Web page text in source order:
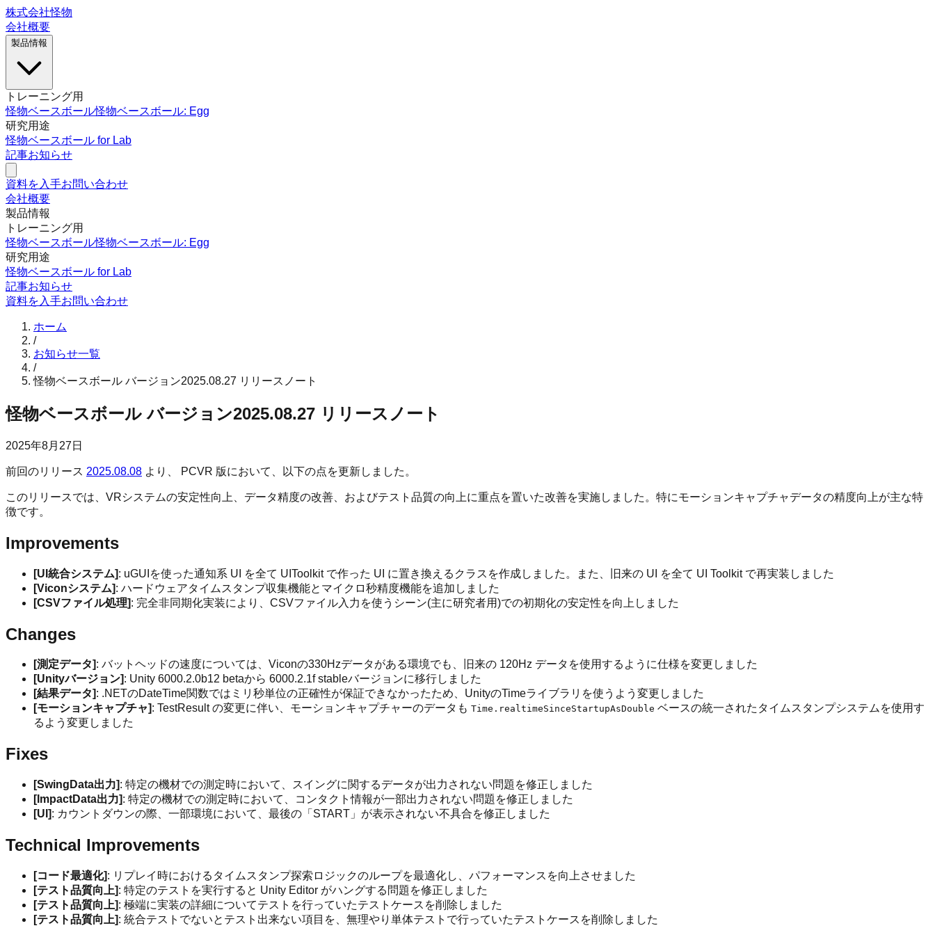
株式会社怪物
会社概要
製品情報
トレーニング用
怪物ベースボール怪物ベースボール: Egg
研究用途
怪物ベースボール for Lab
記事お知らせ
資料を入手お問い合わせ
会社概要
製品情報
トレーニング用
怪物ベースボール怪物ベースボール: Egg
研究用途
怪物ベースボール for Lab
記事お知らせ
資料を入手お問い合わせ
ホーム
/
お知らせ一覧
/
怪物ベースボール バージョン2025.08.27 リリースノート
怪物ベースボール バージョン2025.08.27 リリースノート
2025年8月27日
前回のリリース 2025.08.08 より、 PCVR 版において、以下の点を更新しました。
このリリースでは、VRシステムの安定性向上、データ精度の改善、およびテスト品質の向上に重点を置いた改善を実施しました。特にモーションキャプチャデータの精度向上が主な特
徴です。
Improvements
[UI統合システム]: uGUIを使った通知系 UI を全て UIToolkit で作った UI に置き換えるクラスを作成しました。また、旧来の UI を全て UI Toolkit で再実装しました
[Viconシステム]: ハードウェアタイムスタンプ収集機能とマイクロ秒精度機能を追加しました
[CSVファイル処理]: 完全非同期化実装により、CSVファイル入力を使うシーン(主に研究者用)での初期化の安定性を向上しました
Changes
[測定データ]: バットヘッドの速度については、Viconの330Hzデータがある環境でも、旧来の 120Hz データを使用するように仕様を変更しました
[Unityバージョン]: Unity 6000.2.0b12 betaから 6000.2.1f stableバージョンに移行しました
[結果データ]: .NETのDateTime関数ではミリ秒単位の正確性が保証できなかったため、UnityのTimeライブラリを使うよう変更しました
[モーションキャプチャ]: TestResult の変更に伴い、モーションキャプチャーのデータも Time.realtimeSinceStartupAsDouble ベースの統一されたタイムスタンプシステムを使用す
るよう変更しました
Fixes
[SwingData出力]: 特定の機材での測定時において、スイングに関するデータが出力されない問題を修正しました
[ImpactData出力]: 特定の機材での測定時において、コンタクト情報が一部出力されない問題を修正しました
[UI]: カウントダウンの際、一部環境において、最後の「START」が表示されない不具合を修正しました
Technical Improvements
[コード最適化]: リプレイ時におけるタイムスタンプ探索ロジックのループを最適化し、パフォーマンスを向上させました
[テスト品質向上]: 特定のテストを実行すると Unity Editor がハングする問題を修正しました
[テスト品質向上]: 極端に実装の詳細についてテストを行っていたテストケースを削除しました
[テスト品質向上]: 統合テストでないとテスト出来ない項目を、無理やり単体テストで行っていたテストケースを削除しました